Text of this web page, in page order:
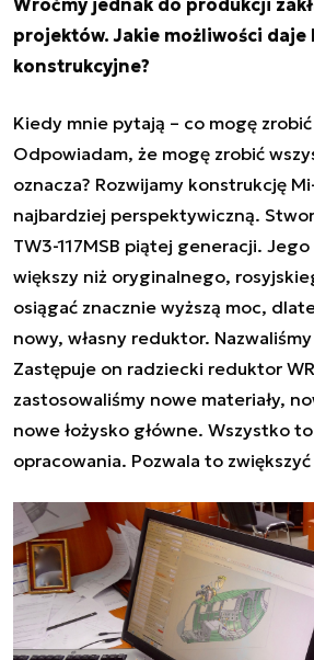
Wróćmy jednak do produkcji
projektów. Jakie możliwości daje
konstrukcyjne?
Kiedy mnie pytają – co mogę zrobić
Odpowiadam, że mogę zrobić
oznacza? Rozwijamy konstrukcję
najbardziej perspektywiczną.
TW3-117MSB piątej generacji.
większy niż oryginalnego,
osiągać znacznie wyższą moc,
nowy, własny reduktor. Nazwaliśmy
Zastępuje on radziecki reduktor
zastosowaliśmy nowe materiały,
nowe łożysko główne. Wszystko
opracowania. Pozwala to